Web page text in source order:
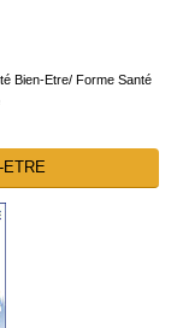
Bien-Etre/ Forme Santé